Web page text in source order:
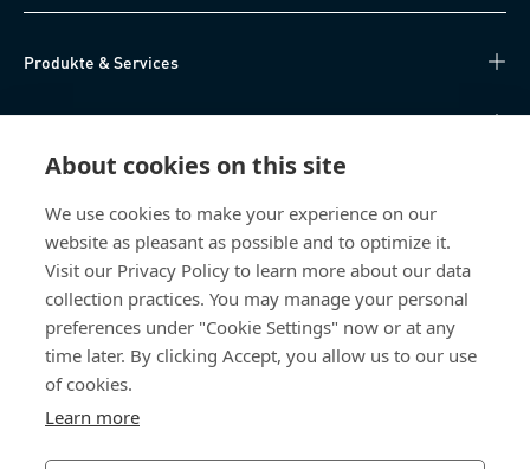
About cookies on this site
We use cookies to make your experience on our
website as pleasant as possible and to optimize it.
Visit our Privacy Policy to learn more about our data
collection practices. You may manage your personal
preferences under "Cookie Settings" now or at any
time later. By clicking Accept, you allow us to our use
of cookies.
Learn more
Produkte & Services
Wissen
Über uns
Bossard Österreich
Concorde Business Park 2/F/15
2320 Schwechat